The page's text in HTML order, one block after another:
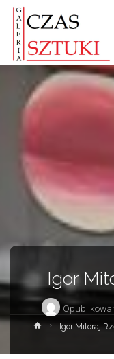
Igor
StronaIgor Mitoraj